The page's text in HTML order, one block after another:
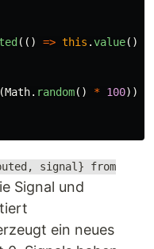
(() => this .value()
(Math. random() * 100))
signal} from
Signal und
ein neues